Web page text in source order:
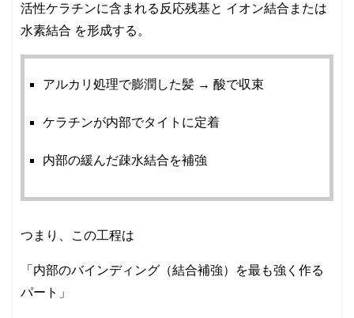
活性ケラチンに含まれる反応残基と イオン結合または
水素結合 を形成する。
アルカリ処理で膨潤した髪 → 酸で収束
ケラチンが内部でタイトに定着
内部の緩んだ疎水結合を補強
つまり、この工程は
「内部のバインディング（結合補強）を最も強く作る
パート」